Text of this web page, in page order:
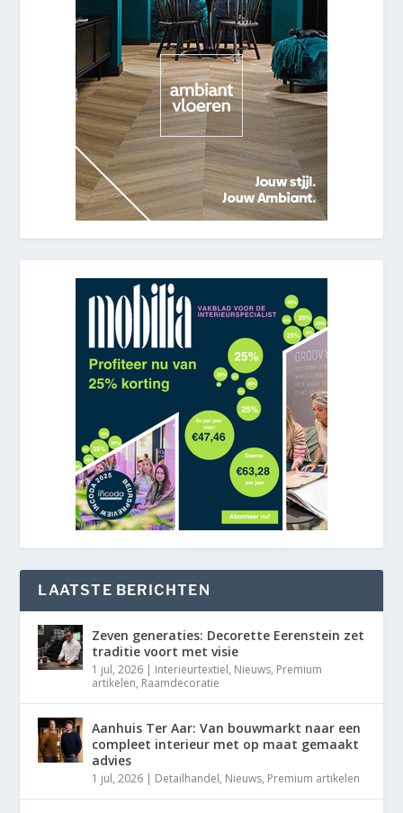
LAATSTE BERICHTEN
Zeven generaties: Decorette Eerenstein zet
traditie voort met visie
1 jul, 2026 | Interieurtextiel, Nieuws, Premium
artikelen, Raamdecoratie
Aanhuis Ter Aar: Van bouwmarkt naar een
compleet interieur met op maat gemaakt
advies
1 jul, 2026 | Detailhandel, Nieuws, Premium artikelen